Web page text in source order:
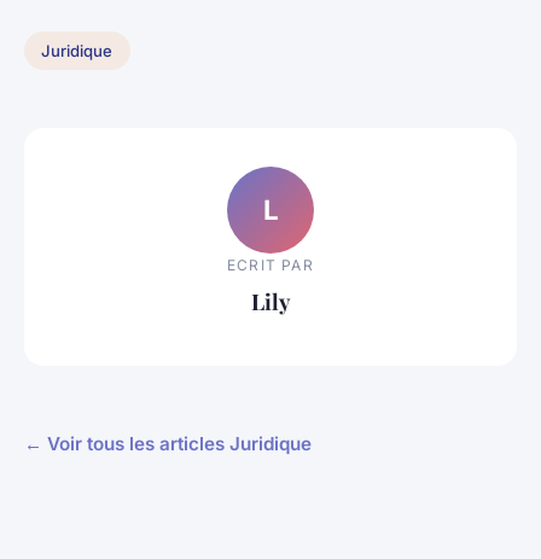
Juridique
L
ECRIT PAR
Lily
← Voir tous les articles Juridique